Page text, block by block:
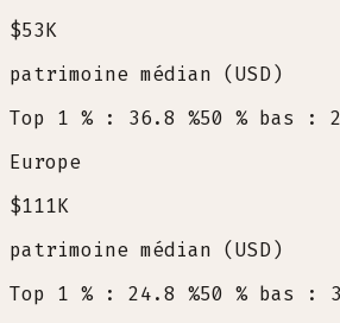
$53K
patrimoine médian (USD)
Top 1 % : 36.8 %50 % bas :
Europe
$111K
patrimoine médian (USD)
Top 1 % : 24.8 %50 % bas :